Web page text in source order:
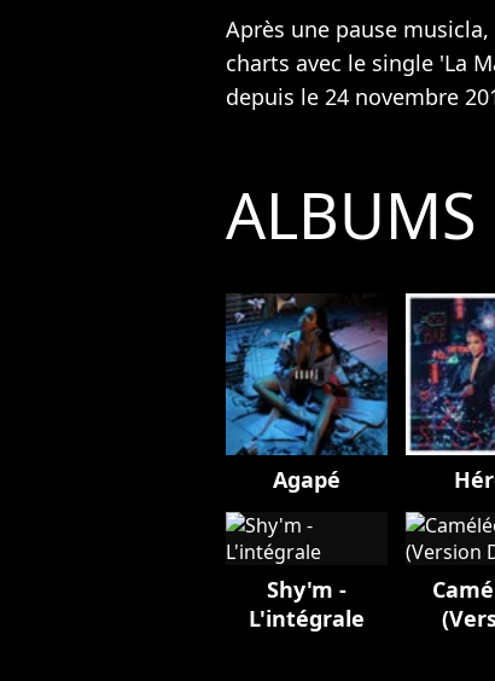
Après une pause
charts avec le single 'La
depuis le 24 novembre
ALBUMS
Agapé
Shy'm -
L'intégrale